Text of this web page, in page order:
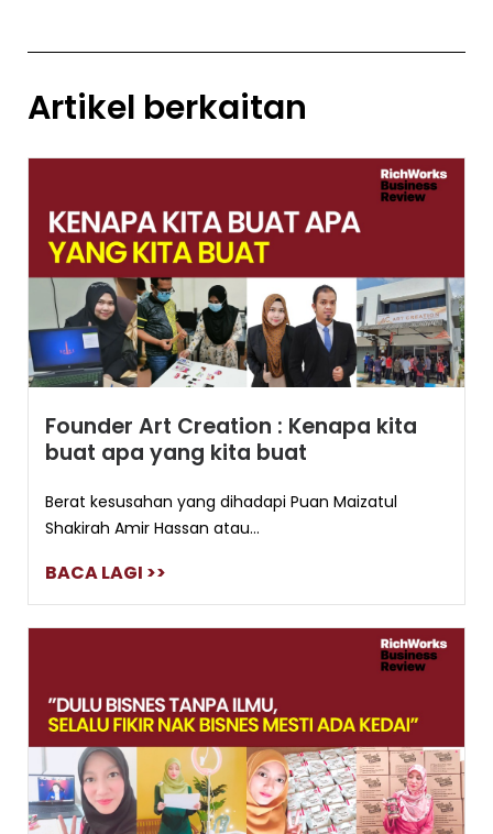
Artikel berkaitan
Founder Art Creation : Kenapa kita
buat apa yang kita buat
Berat kesusahan yang dihadapi Puan Maizatul
Shakirah Amir Hassan atau...
BACA LAGI >>